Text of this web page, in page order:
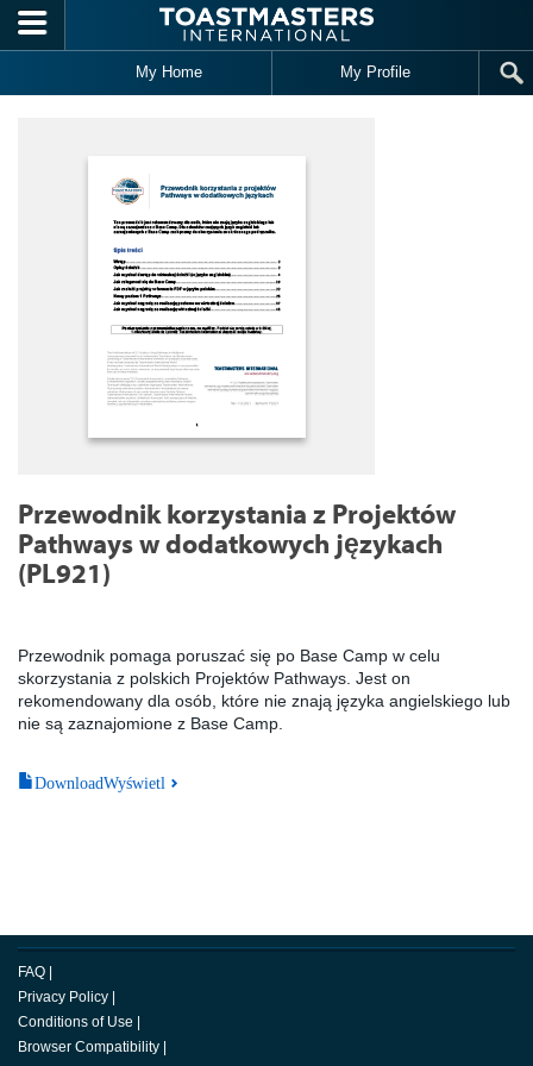
Skip to main content
My Home My Profile
Przewodnik korzystania z Projektów
Pathways w dodatkowych językach
(PL921)
Przewodnik pomaga poruszać się po Base Camp w celu
skorzystania z polskich Projektów Pathways. Jest on
rekomendowany dla osób, które nie znają języka angielskiego lub
nie są zaznajomione z Base Camp.
DownloadWyświetl
FAQ
Privacy Policy
Conditions of Use
Browser Compatibility